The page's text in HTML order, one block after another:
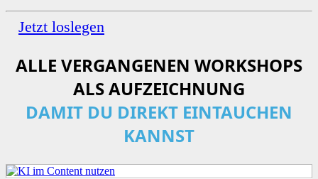
Jetzt loslegen
ALLE VERGANGENEN WORKSHOPS
ALS AUFZEICHNUNG
DAMIT DU DIREKT EINTAUCHEN
KANNST